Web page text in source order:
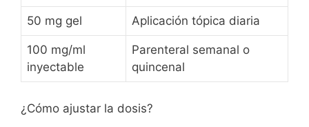
50 mg gel Aplicación tópica diaria
100 mg/ml
inyectable
Parenteral semanal o
quincenal
¿Cómo ajustar la dosis?